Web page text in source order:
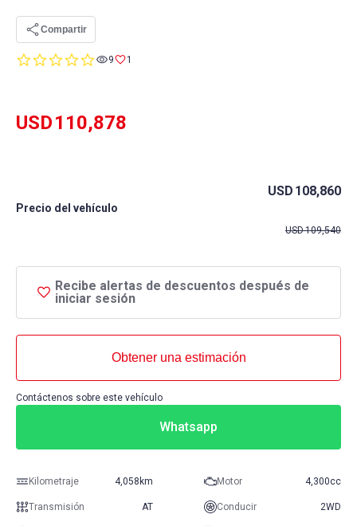
0.09 1
USD110,878
Precio del vehículo
USD 108,860
USD109,540
Recibe alertas de descuentos después de
iniciar sesión
Obtener una estimación
Contáctenos sobre este vehículo
Whatsapp
Kilometraje 4,058km Motor 4,300cc
Transmisión AT Conducir 2WD
Compartir